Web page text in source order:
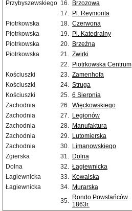
Przybyszewskiego 16. Brzozowa
17. Pl. Reymonta
Piotrkowska
18. Czerwona
Piotrkowska
19. Pl. Katedralny
Piotrkowska
20. Brzeźna
Piotrkowska
21. Żwirki
22. Piotrkowska Centrum
Kościuszki
23. Zamenhofa
Kościuszki
24. Struga
Kościuszki
25. 6 Sierpnia
Zachodnia
26. Więckowskiego
Zachodnia
27. Legionów
Zachodnia
28. Manufaktura
Zachodnia
29. Lutomierska
Zachodnia
30. Limanowskiego
Zgierska
31. Dolna
Dolna
32. Łagiewnicka
Łagiewnicka
33. Kowalska
Łagiewnicka
34. Murarska
35. Rondo Powstańców
1863r.